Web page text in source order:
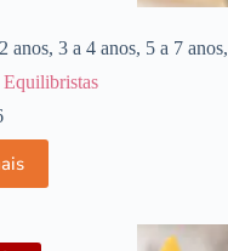
anos, 3 a 4 anos, 5 a 7 anos,
Equilibristas